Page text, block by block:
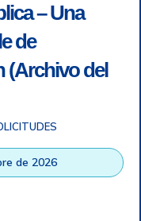
|
Login
Todos los derechos
– Una
de
(Archivo del
de 2026